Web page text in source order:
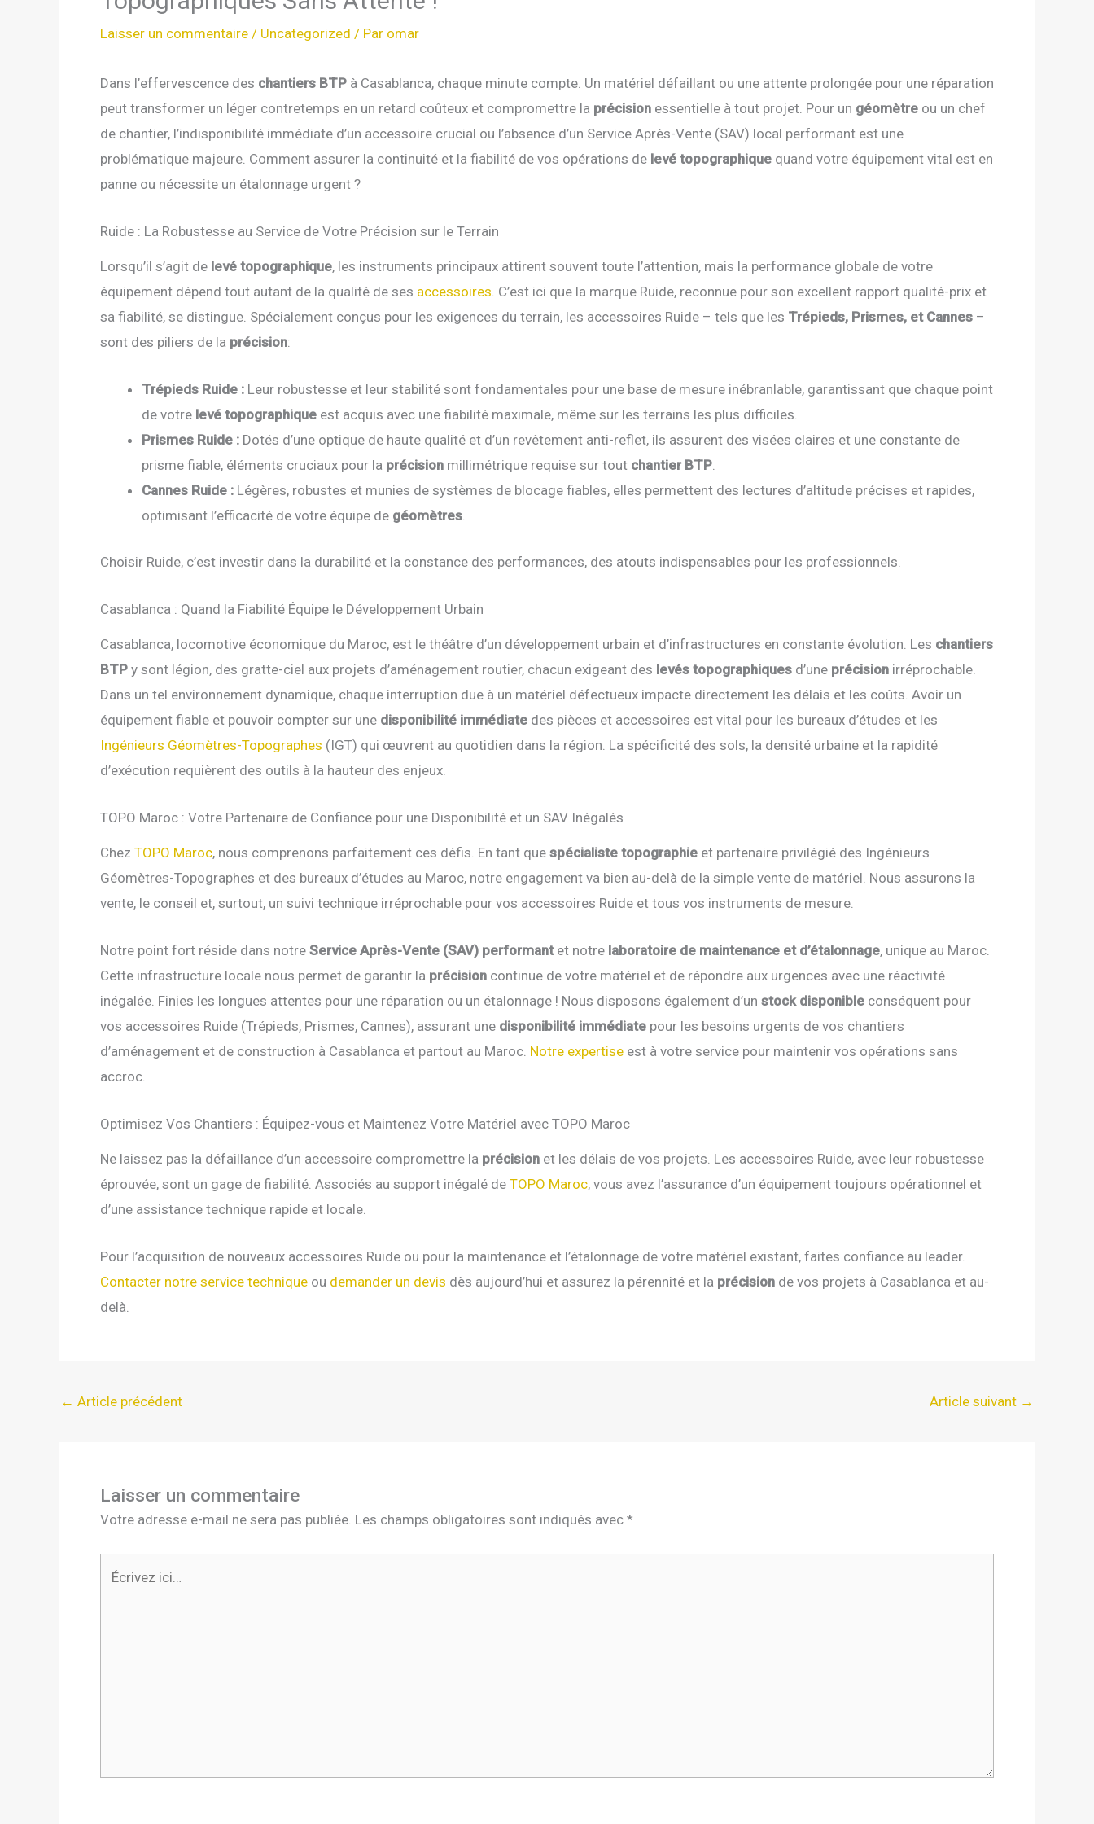
Laisser un commentaire / Uncategorized / Par omar
Dans l’effervescence des chantiers BTP à Casablanca, chaque minute compte. Un matériel défaillant ou une attente prolongée pour une réparation
peut transformer un léger contretemps en un retard coûteux et compromettre la précision essentielle à tout projet. Pour un géomètre ou un chef
de chantier, l’indisponibilité immédiate d’un accessoire crucial ou l’absence d’un Service Après-Vente (SAV) local performant est une
problématique majeure. Comment assurer la continuité et la fiabilité de vos opérations de levé topographique quand votre équipement vital est en
panne ou nécessite un étalonnage urgent ?
Ruide : La Robustesse au Service de Votre Précision sur le Terrain
Lorsqu’il s’agit de levé topographique, les instruments principaux attirent souvent toute l’attention, mais la performance globale de votre
équipement dépend tout autant de la qualité de ses accessoires. C’est ici que la marque Ruide, reconnue pour son excellent rapport qualité-prix et
sa fiabilité, se distingue. Spécialement conçus pour les exigences du terrain, les accessoires Ruide – tels que les Trépieds, Prismes, et Cannes –
sont des piliers de la précision:
Trépieds Ruide : Leur robustesse et leur stabilité sont fondamentales pour une base de mesure inébranlable, garantissant que chaque point
de votre levé topographique est acquis avec une fiabilité maximale, même sur les terrains les plus difficiles.
Prismes Ruide : Dotés d’une optique de haute qualité et d’un revêtement anti-reflet, ils assurent des visées claires et une constante de
prisme fiable, éléments cruciaux pour la précision millimétrique requise sur tout chantier BTP.
Cannes Ruide : Légères, robustes et munies de systèmes de blocage fiables, elles permettent des lectures d’altitude précises et rapides,
optimisant l’efficacité de votre équipe de géomètres.
Choisir Ruide, c’est investir dans la durabilité et la constance des performances, des atouts indispensables pour les professionnels.
Casablanca : Quand la Fiabilité Équipe le Développement Urbain
Casablanca, locomotive économique du Maroc, est le théâtre d’un développement urbain et d’infrastructures en constante évolution. Les chantiers
BTP y sont légion, des gratte-ciel aux projets d’aménagement routier, chacun exigeant des levés topographiques d’une précision irréprochable.
Dans un tel environnement dynamique, chaque interruption due à un matériel défectueux impacte directement les délais et les coûts. Avoir un
équipement fiable et pouvoir compter sur une disponibilité immédiate des pièces et accessoires est vital pour les bureaux d’études et les
Ingénieurs Géomètres-Topographes (IGT) qui œuvrent au quotidien dans la région. La spécificité des sols, la densité urbaine et la rapidité
d’exécution requièrent des outils à la hauteur des enjeux.
TOPO Maroc : Votre Partenaire de Confiance pour une Disponibilité et un SAV Inégalés
Chez TOPO Maroc, nous comprenons parfaitement ces défis. En tant que spécialiste topographie et partenaire privilégié des Ingénieurs
Géomètres-Topographes et des bureaux d’études au Maroc, notre engagement va bien au-delà de la simple vente de matériel. Nous assurons la
vente, le conseil et, surtout, un suivi technique irréprochable pour vos accessoires Ruide et tous vos instruments de mesure.
Notre point fort réside dans notre Service Après-Vente (SAV) performantet notre laboratoire de maintenance et d’étalonnage, unique au Maroc.
Cette infrastructure locale nous permet de garantir la précision continue de votre matériel et de répondre aux urgences avec une réactivité
inégalée. Finies les longues attentes pour une réparation ou un étalonnage ! Nous disposons également d’un stock disponible conséquent pour
vos accessoires Ruide (Trépieds, Prismes, Cannes), assurant une disponibilité immédiate pour les besoins urgents de vos chantiers
d’aménagement et de construction à Casablanca et partout au Maroc. Notre expertise est à votre service pour maintenir vos opérations sans
accroc.
Optimisez Vos Chantiers : Équipez-vous et Maintenez Votre Matériel avec TOPO Maroc
Ne laissez pas la défaillance d’un accessoire compromettre la précision et les délais de vos projets. Les accessoires Ruide, avec leur robustesse
éprouvée, sont un gage de fiabilité. Associés au support inégalé de TOPO Maroc, vous avez l’assurance d’un équipement toujours opérationnel et
d’une assistance technique rapide et locale.
Pour l’acquisition de nouveaux accessoires Ruide ou pour la maintenance et l’étalonnage de votre matériel existant, faites confiance au leader.
Contacter notre service technique ou demander un devis dès aujourd’hui et assurez la pérennité et la précision de vos projets à Casablanca et au-
delà.
← Article précédent Article suivant →
Laisser un commentaire
Votre adresse e-mail ne sera pas publiée. Les champs obligatoires sont indiqués avec *